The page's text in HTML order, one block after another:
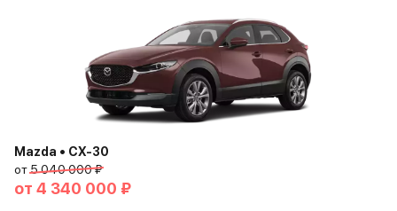
Mazda • CX-30
от5 040 000 ₽
от 4 340 000 ₽